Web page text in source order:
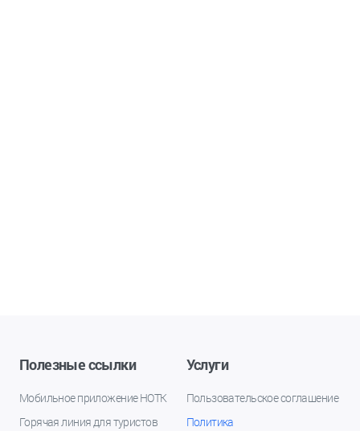
Полезные ссылки
Мобильное приложение НОТК
Горячая линия для туристов
Услуги
Пользовательское соглашение
Политика